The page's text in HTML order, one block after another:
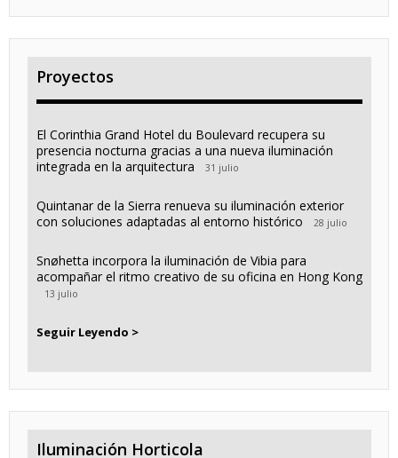
Proyectos
El Corinthia Grand Hotel du Boulevard recupera su
presencia nocturna gracias a una nueva iluminación
integrada en la arquitectura
31 julio
Quintanar de la Sierra renueva su iluminación exterior
con soluciones adaptadas al entorno histórico
28 julio
Snøhetta incorpora la iluminación de Vibia para
acompañar el ritmo creativo de su oficina en Hong Kong
13 julio
Seguir Leyendo >
Iluminación Horticola